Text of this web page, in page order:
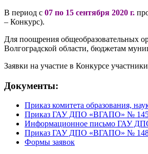
В период с07 по 15 сентября 2020 г.
– Конкурс).
Для поощрения общеобразовательных
Волгоградской области, бюджетам
Заявки на участие в Конкурсе
Документы:
Приказ комитета образования,
Приказ ГАУ ДПО «ВГАПО» № 145
Информационное письмо ГАУ
Приказ ГАУ ДПО «ВГАПО» № 148
Формы заявок